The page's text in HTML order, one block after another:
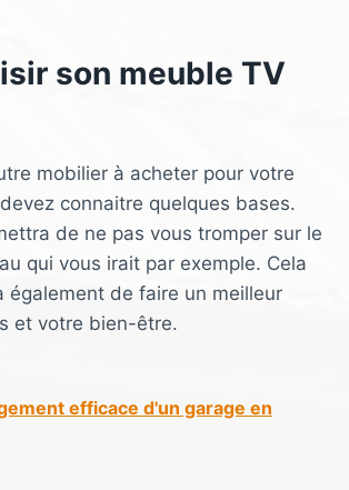
son meuble TV
mobilier à acheter pour votre
connaitre quelques bases.
de ne pas vous tromper sur le
qui vous irait par exemple. Cela
également de faire un meilleur
et votre bien-être.
efficace d'un garage en